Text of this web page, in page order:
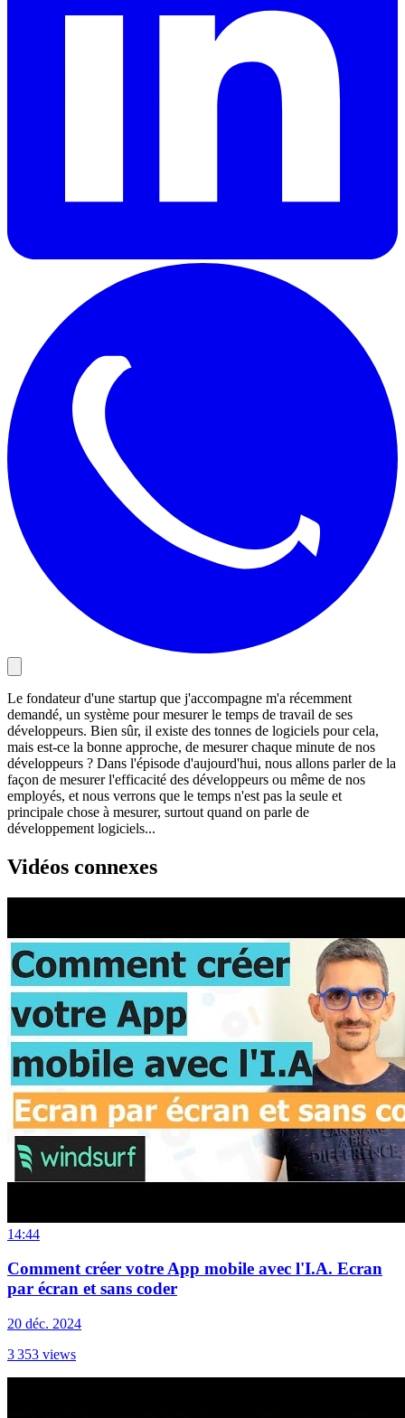
Le fondateur d'une startup que j'accompagne m'a récemment
demandé, un système pour mesurer le temps de travail de ses
développeurs. Bien sûr, il existe des tonnes de logiciels pour cela,
mais est-ce la bonne approche, de mesurer chaque minute de nos
développeurs ? Dans l'épisode d'aujourd'hui, nous allons parler de la
façon de mesurer l'efficacité des développeurs ou même de nos
employés, et nous verrons que le temps n'est pas la seule et
principale chose à mesurer, surtout quand on parle de
développement logiciels...
Vidéos connexes
14:44
Comment créer votre App mobile avec l'I.A. Ecran
par écran et sans coder
20 déc. 2024
3 353 views